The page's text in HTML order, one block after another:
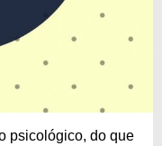
psicológico, do que